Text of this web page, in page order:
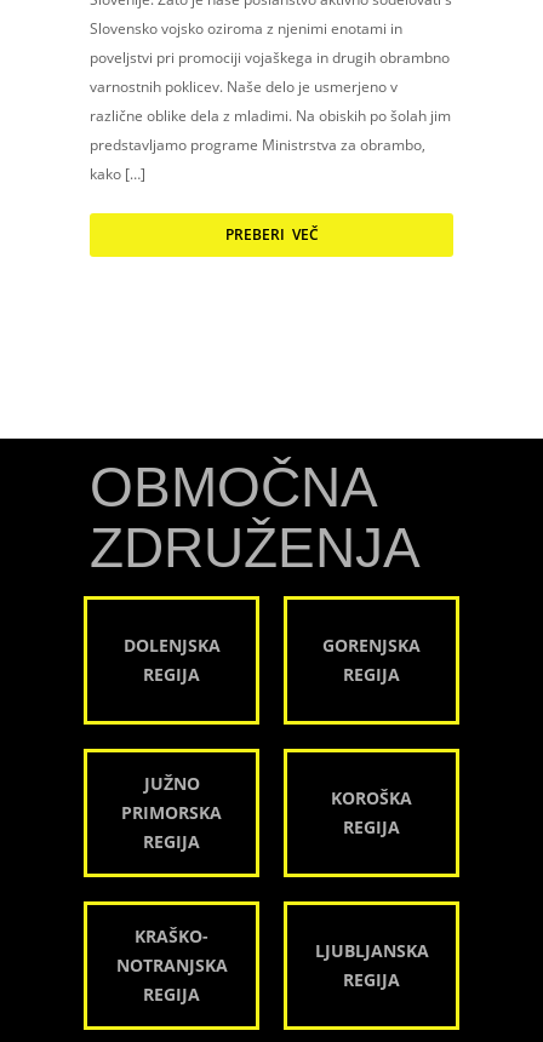
Slovensko vojsko oziroma z njenimi enotami in
poveljstvi pri promociji vojaškega in drugih obrambno
varnostnih poklicev. Naše delo je usmerjeno v
različne oblike dela z mladimi. Na obiskih po šolah jim
predstavljamo programe Ministrstva za obrambo,
kako […]
PREBERI VEČ
OBMOČNA
ZDRUŽENJA
DOLENJSKA
REGIJA
GORENJSKA
REGIJA
JUŽNO
PRIMORSKA
REGIJA
KOROŠKA
REGIJA
KRAŠKO-
NOTRANJSKA
REGIJA
LJUBLJANSKA
REGIJA